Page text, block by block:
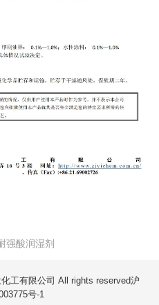
强酸润湿剂
工有限公司 All rights reserved沪
号-1